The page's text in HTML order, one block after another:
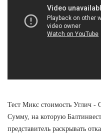
Тест Микс стоимость Углич -
Сумму, на которую
представитель раскрывать